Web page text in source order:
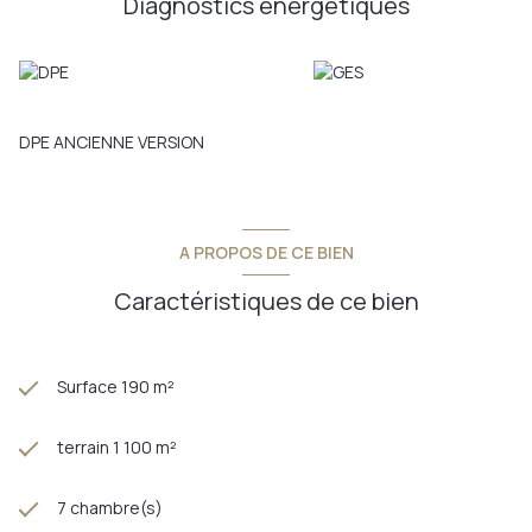
DPE ANCIENNE VERSION
A PROPOS DE CE BIEN
Caractéristiques de ce bien
Surface 190 m²
terrain 1 100 m²
7 chambre(s)